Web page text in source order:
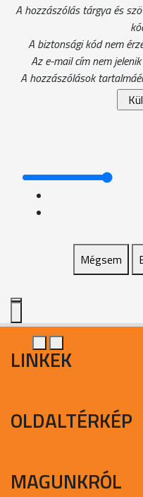
A hozzászólás tárgya és
A biztonsági kód nem
Az e-mail cím nem
A hozzászólások
Mégsem
LINKEK
OLDALTÉRKÉP
MAGUNKRÓL